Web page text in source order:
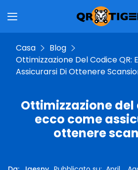
Casa
Blog
Ottimizzazione Del Codice QR:
Assicurarsi Di Ottenere
Ottimizzazione del
ecco come
ottenere